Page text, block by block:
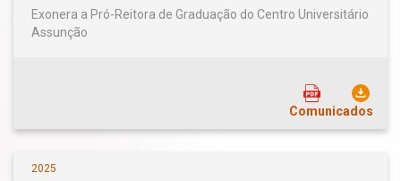
Exonera a Pró-Reitora de Graduação do Centro Universitário
Assunção
Comunicados
2025